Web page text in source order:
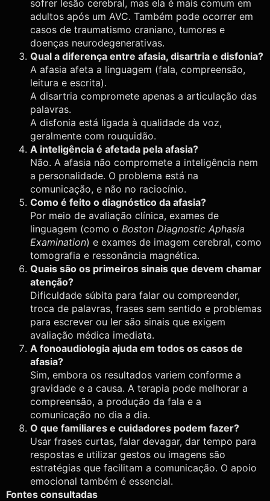
sofrer lesão cerebral, mas ela é mais comum em
adultos após um AVC. Também pode ocorrer em
casos de traumatismo craniano, tumores e
doenças neurodegenerativas.
Qual a diferença entre afasia, disartria e disfonia?
A afasia afeta a linguagem (fala, compreensão,
leitura e escrita).
A disartria compromete apenas a articulação das
palavras.
A disfonia está ligada à qualidade da voz,
geralmente com rouquidão.
A inteligência é afetada pela afasia?
Não. A afasia não compromete a inteligência nem
a personalidade. O problema está na
comunicação, e não no raciocínio.
Como é feito o diagnóstico da afasia?
Por meio de avaliação clínica, exames de
linguagem (como o Boston Diagnostic Aphasia
Examination) e exames de imagem cerebral, como
tomografia e ressonância magnética.
Quais são os primeiros sinais que devem chamar
atenção?
Dificuldade súbita para falar ou compreender,
troca de palavras, frases sem sentido e problemas
para escrever ou ler são sinais que exigem
avaliação médica imediata.
A fonoaudiologia ajuda em todos os casos de
afasia?
Sim, embora os resultados variem conforme a
gravidade e a causa. A terapia pode melhorar a
compreensão, a produção da fala e a
comunicação no dia a dia.
O que familiares e cuidadores podem fazer?
Usar frases curtas, falar devagar, dar tempo para
respostas e utilizar gestos ou imagens são
estratégias que facilitam a comunicação. O apoio
emocional também é essencial.
Fontes consultadas